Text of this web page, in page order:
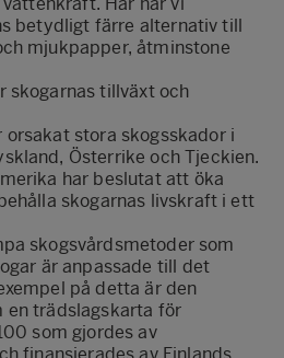
betydligt färre alternativ till
mjukpapper, åtminstone
skogarnas tillväxt och
stora skogsskador i
Österrike och Tjeckien.
har beslutat att öka
skogarnas livskraft i ett
skogsvårdsmetoder som
är anpassade till det
på detta är den
en trädslagskarta för
som gjordes av
finansierades av Finlands